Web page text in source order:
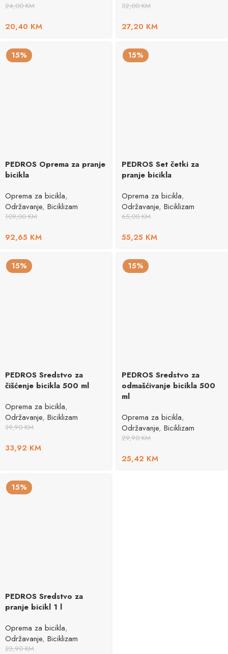
24,00KM
20,40 KM
32,00KM
27,20 KM
15%
PEDROS Oprema za pranje
bicikla
Oprema za bicikla,
Održavanje, Biciklizam
109,00KM
92,65 KM
15%
PEDROS Set četki za
pranje bicikla
Oprema za bicikla,
Održavanje, Biciklizam
65,00KM
55,25 KM
15%
PEDROS Sredstvo za
čišćenje bicikla 500 ml
Oprema za bicikla,
Održavanje, Biciklizam
39,90KM
33,92 KM
15%
PEDROS Sredstvo za
odmašćivanje bicikla 500
ml
Oprema za bicikla,
Održavanje, Biciklizam
29,90KM
25,42 KM
15%
PEDROS Sredstvo za
pranje bicikl 1 l
Oprema za bicikla,
Održavanje, Biciklizam
23,90KM